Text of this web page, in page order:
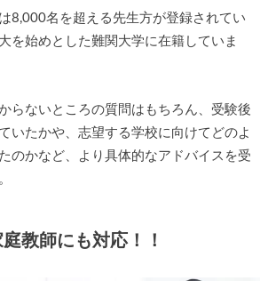
8,000名を超える先生方が登録されてい
を始めとした難関大学に在籍していま
らないところの質問はもちろん、受験後
いたかや、志望する学校に向けてどのよ
のかなど、より具体的なアドバイスを受
教師にも対応！！